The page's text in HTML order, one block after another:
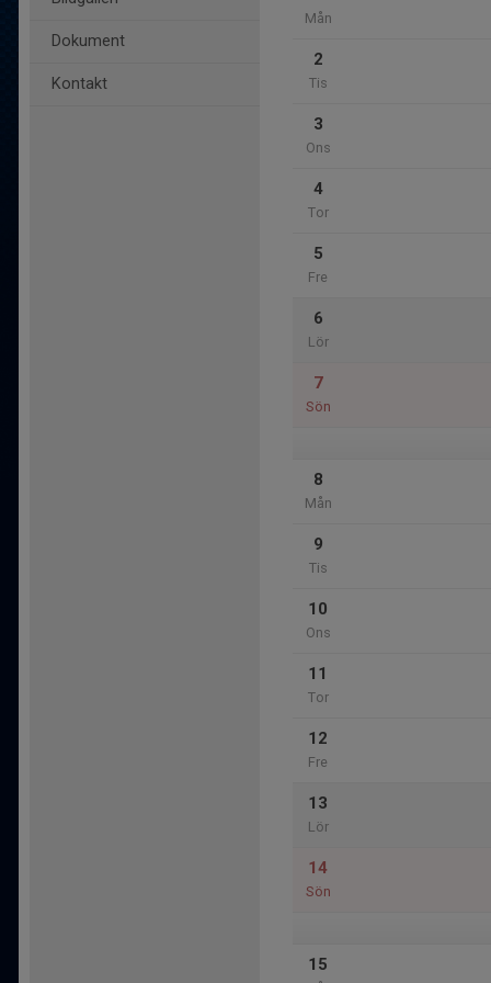
Dokument
Kontakt
Mån
2
Tis
3
Ons
4
Tor
5
Fre
6
Lör
7
Sön
8
Mån
9
Tis
10
Ons
11
Tor
12
Fre
13
Lör
14
Sön
15